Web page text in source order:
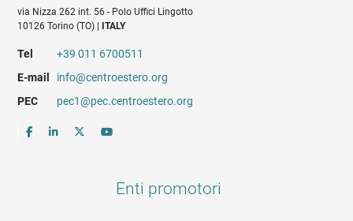
via Nizza 262 int. 56 - Polo Uffici Lingotto
10126 Torino (TO) |
ITALY
Tel
+39 011 6700511
E-mail
info@centroestero.org
PEC
pec1@pec.centroestero.org
Enti promotori